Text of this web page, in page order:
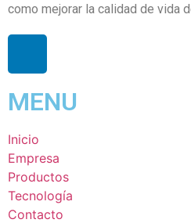
como mejorar la calidad de vida
MENU
Inicio
Empresa
Productos
Tecnología
Contacto